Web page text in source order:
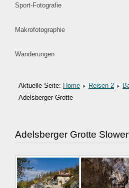
Sport-Fotografie
Makrofotographie
Wanderungen
Aktuelle Seite: Home Reisen 2
Adelsberger Grotte
Adelsberger Grotte